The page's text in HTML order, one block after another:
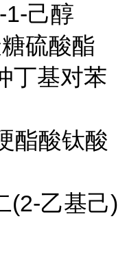
1-己醇
硫酸酯
丁基对苯
酯酸钛酸
(2-乙基己)